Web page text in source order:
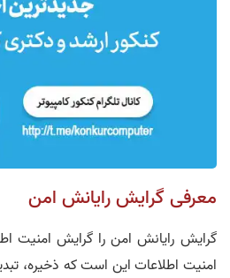
معرفی گرایش رایانش امن
گرایش رایانش امن را گرایش امنیت
امنیت اطلاعات این است که ذخیره،